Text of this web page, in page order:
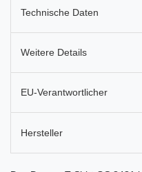
Technische Daten
Weitere Details
EU-Verantwortlicher
Hersteller